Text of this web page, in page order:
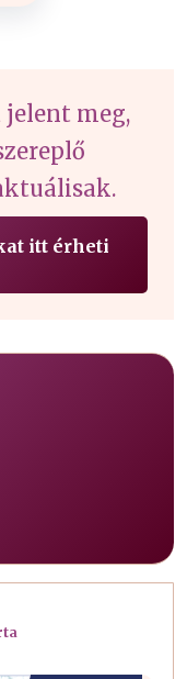
jelent meg,
itt érheti